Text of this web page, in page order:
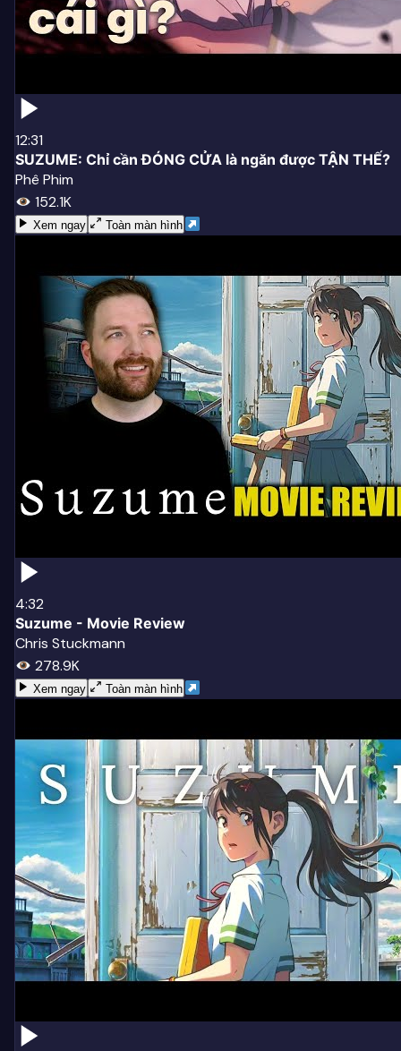
12:31
SUZUME: Chỉ cần ĐÓNG CỬA là ngăn được TẬN THẾ?
Phê Phim
152.1K
Xem ngay Toàn màn hình
4:32
Suzume - Movie Review
Chris Stuckmann
278.9K
Xem ngay Toàn màn hình